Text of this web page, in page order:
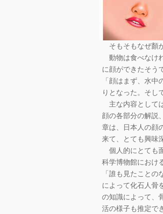
そもそもなぜ顏
動物は食べなけ
に顔ができたそう
「顔はまず、水
りとなった。そし
主な内容として
顔の各部分の解説
章は、日本人の顔
来て、とても興味
個人的にとても
科学博物館におけ
「誰も見たこと
によって化石人骨
の知識によって、
活の様子も推定で